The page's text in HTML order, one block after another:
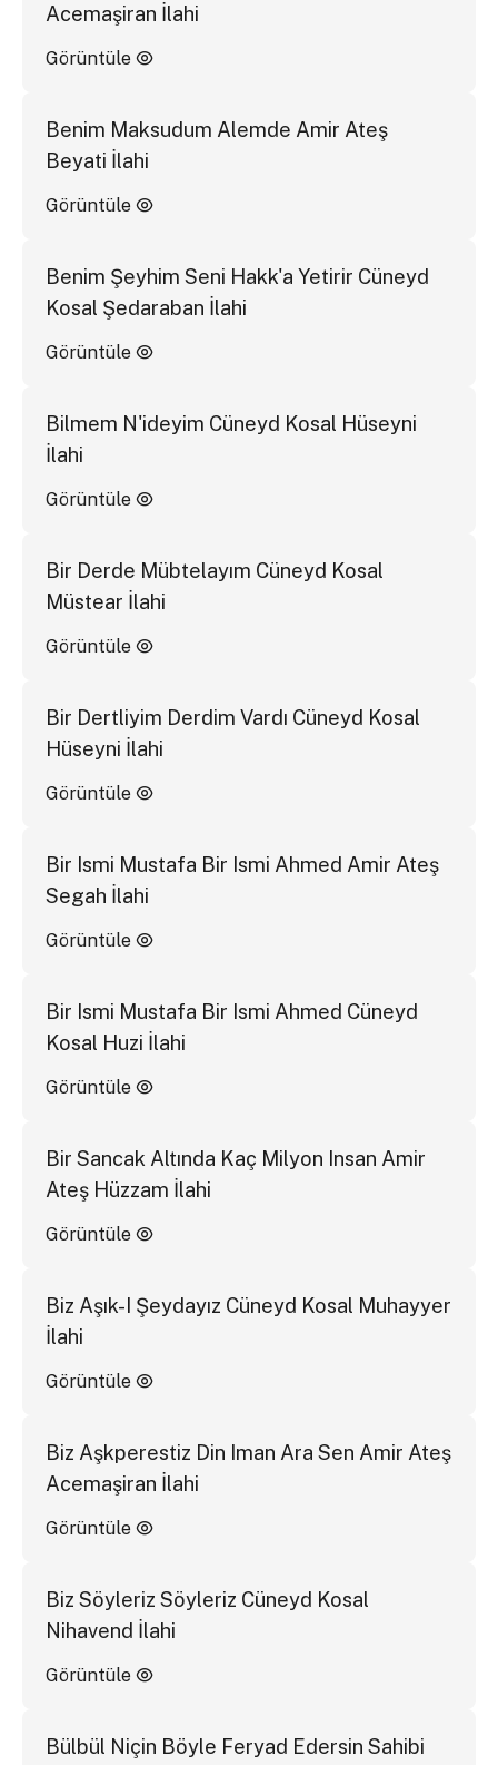
Acemaşiran İlahi
Görüntüle
Benim Maksudum Alemde Amir Ateş
Beyati İlahi
Görüntüle
Benim Şeyhim Seni Hakk'a Yetirir Cüneyd
Kosal Şedaraban İlahi
Görüntüle
Bilmem N'ideyim Cüneyd Kosal Hüseyni
İlahi
Görüntüle
Bir Derde Mübtelayım Cüneyd Kosal
Müstear İlahi
Görüntüle
Bir Dertliyim Derdim Vardı Cüneyd Kosal
Hüseyni İlahi
Görüntüle
Bir Ismi Mustafa Bir Ismi Ahmed Amir Ateş
Segah İlahi
Görüntüle
Bir Ismi Mustafa Bir Ismi Ahmed Cüneyd
Kosal Huzi İlahi
Görüntüle
Bir Sancak Altında Kaç Milyon Insan Amir
Ateş Hüzzam İlahi
Görüntüle
Biz Aşık-I Şeydayız Cüneyd Kosal Muhayyer
İlahi
Görüntüle
Biz Aşkperestiz Din Iman Ara Sen Amir Ateş
Acemaşiran İlahi
Görüntüle
Biz Söyleriz Söyleriz Cüneyd Kosal
Nihavend İlahi
Görüntüle
Bülbül Niçin Böyle Feryad Edersin Sahibi